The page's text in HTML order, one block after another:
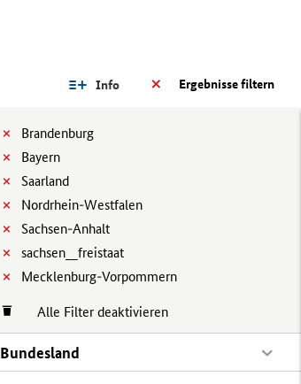
Ergebnisse filtern
Info
Brandenburg
Bayern
Saarland
Nordrhein-Westfalen
Sachsen-Anhalt
sachsen__freistaat
Mecklenburg-Vorpommern
Alle Filter deaktivieren
Bundesland